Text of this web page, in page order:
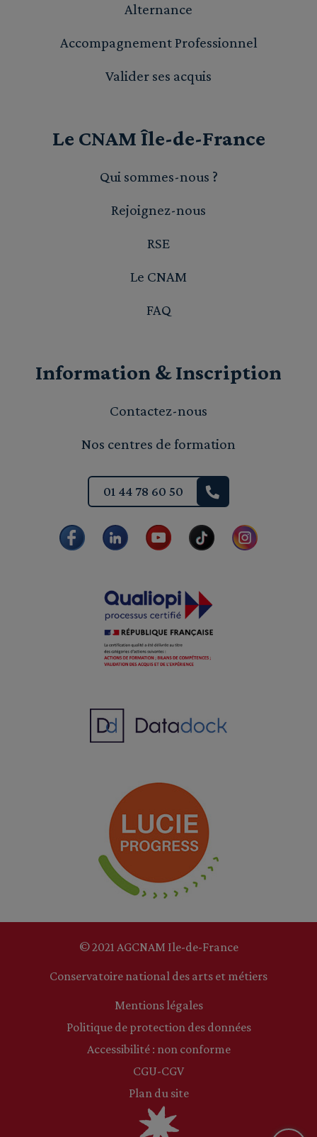
Alternance
Accompagnement Professionnel
Valider ses acquis
Le CNAM Île-de-France
Qui sommes-nous ?
Rejoignez-nous
RSE
Le CNAM
FAQ
Information & Inscription
Contactez-nous
Nos centres de formation
01 44 78 60 50
© 2021 AGCNAM Ile-de-France
Conservatoire national des arts et métiers
Mentions légales
Politique de protection des données
Accessibilité : non conforme
CGU-CGV
Plan du site